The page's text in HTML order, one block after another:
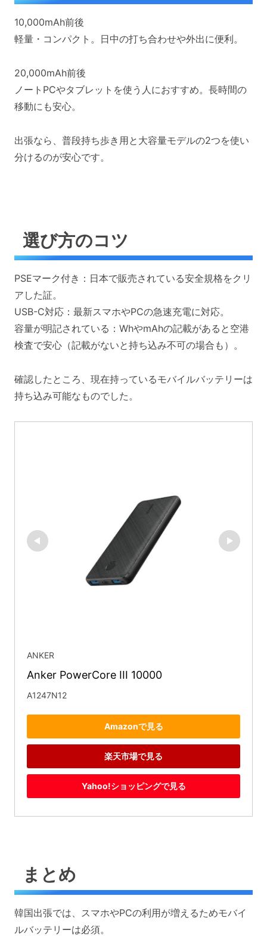
10,000mAh前後
軽量・コンパクト。日中の打ち合わせや外出に便利。
20,000mAh前後
ノートPCやタブレットを使う人におすすめ。長時間の
移動にも安心。
出張なら、普段持ち歩き用と大容量モデルの2つを使い
分けるのが安心です。
選び方のコツ
PSEマーク付き：日本で販売されている安全規格をクリ
アした証。
USB-C対応：最新スマホやPCの急速充電に対応。
容量が明記されている：WhやmAhの記載があると空港
検査で安心（記載がないと持ち込み不可の場合も）。
確認したところ、現在持っているモバイルバッテリーは
持ち込み可能なものでした。
ANKER
Anker PowerCore III 10000
A1247N12
Amazonで見る
楽天市場で見る
Yahoo!ショッピングで見る
まとめ
韓国出張では、スマホやPCの利用が増えるためモバイ
ルバッテリーは必須。